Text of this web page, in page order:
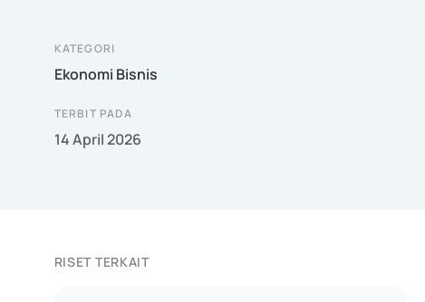
KATEGORI
Ekonomi Bisnis
TERBIT PADA
14 April 2026
RISET TERKAIT